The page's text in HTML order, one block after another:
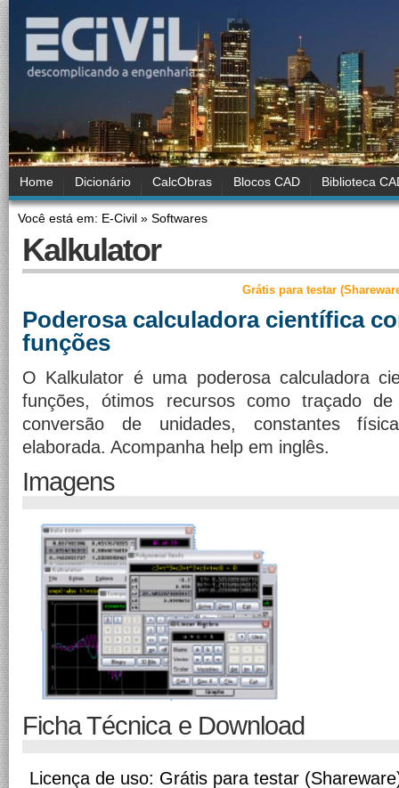
Home Dicionário CalcObras Blocos CAD Biblioteca
Você está em: E-Civil » Softwares
Kalkulator
Grátis para testar
Poderosa calculadora científica
funções
O Kalkulator é uma poderosa calculadora
funções, ótimos recursos como traçado
conversão de unidades, constantes
elaborada. Acompanha help em inglês.
Imagens
Ficha Técnica e Download
Licença de uso: Grátis para testar